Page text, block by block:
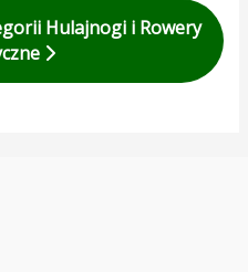
Hulajnogi i Rowery